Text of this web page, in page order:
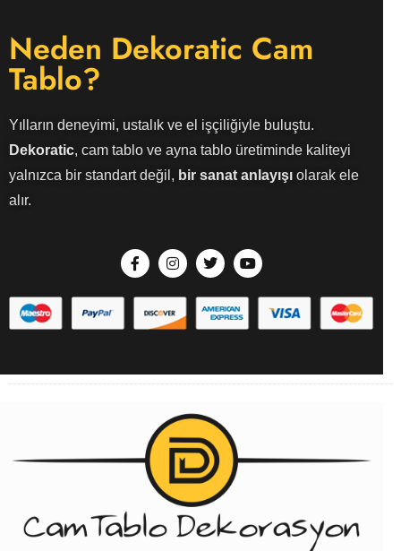
Neden Dekoratic Cam
Tablo?
Yılların deneyimi, ustalık ve el işçiliğiyle buluştu.
Dekoratic, cam tablo ve ayna tablo üretiminde kaliteyi
yalnızca bir standart değil, bir sanat anlayışı olarak ele
alır.